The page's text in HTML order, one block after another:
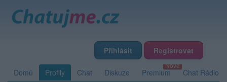
Přihlásit Registrovat
Domů Profily Chat Diskuze Premium Chat Rádio